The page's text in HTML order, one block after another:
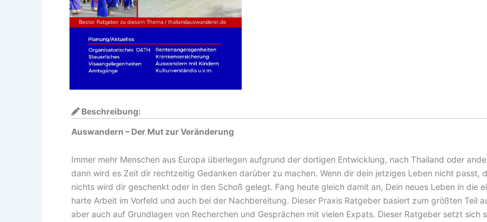
Beschreibung:
Auswandern – Der Mut zur Veränderung
Immer mehr Menschen aus Europa überlegen aufgrund der dortigen Entwicklung, nach Thailand oder
dann wird es Zeit dir rechtzeitig Gedanken darüber zu machen. Wenn dir dein jetziges Leben nicht passt,
nichts wird dir geschenkt oder in den Schoß gelegt. Fang heute gleich damit an, Dein neues Leben in die
harte Arbeit im Vorfeld und auch bei der Nachbereitung. Dieser Praxis Ratgeber basiert zum größten Teil
aber auch auf Grundlagen von Recherchen und Gesprächen mit vielen Expats. Dieser Ratgeber setzt